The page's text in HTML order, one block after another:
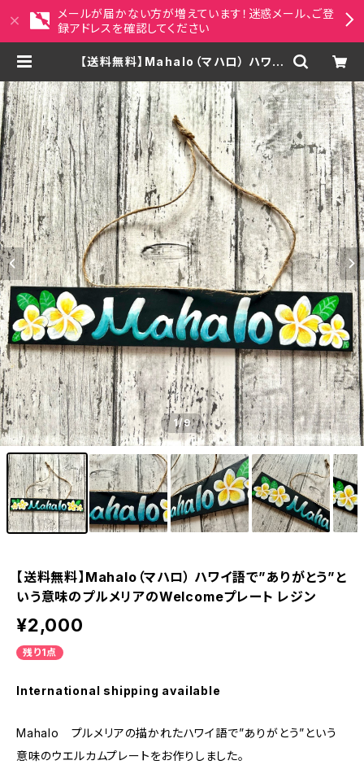
メールが届かない方が増えています！迷惑メール、ご登
録アドレスを確認してください
【送料無料】Mahalo（マハロ） ハワイ
リアのWelcomeプレート レジン |
MAYACRAFT ペット似顔絵・アジア
ンアート雑貨セレクトショップ
1/9
【送料無料】Mahalo（マハロ） ハワイ語で”ありがとう”と
いう意味のプルメリアのWelcomeプレート レジン
¥2,000
残り1点
International shipping available
Mahalo プルメリアの描かれたハワイ語で”ありがとう”という
意味のウエルカムプレートをお作りしました。